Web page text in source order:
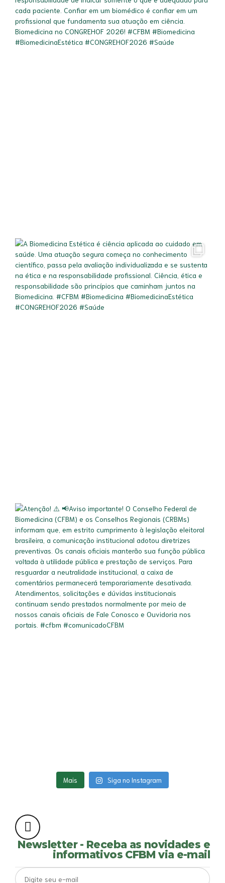
Mais Siga no Instagram
Newsletter - Receba as novidades e
informativos CFBM via e-mail